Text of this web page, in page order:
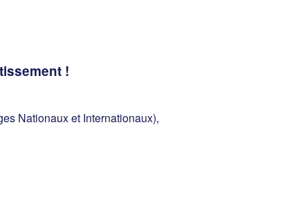
!
Nationaux et Internationaux),